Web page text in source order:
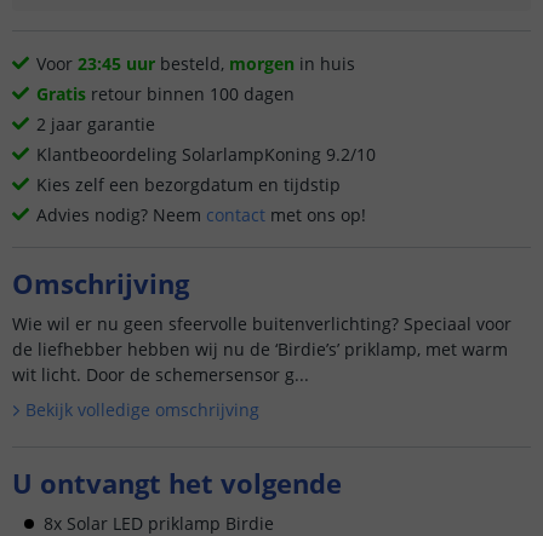
Voor 23:45 uur besteld, morgen in huis
Gratis retour binnen 100 dagen
2 jaar garantie
Klantbeoordeling SolarlampKoning 9.2/10
Kies zelf een bezorgdatum en tijdstip
Advies nodig? Neem contact met ons op!
Omschrijving
Wie wil er nu geen sfeervolle buitenverlichting? Speciaal voor
de liefhebber hebben wij nu de ‘Birdie’s’ priklamp, met warm
wit licht. Door de schemersensor g...
Bekijk volledige omschrijving
U ontvangt het volgende
8x Solar LED priklamp Birdie